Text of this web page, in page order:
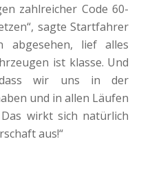
zahlreicher Code 60-
sagte Startfahrer
abgesehen, lief alles
ist klasse. Und
wir uns in der
und in allen Läufen
wirkt sich natürlich
aus!“